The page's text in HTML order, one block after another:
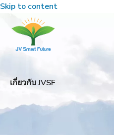
Skip to content
เกี่ยวกับ JVSF